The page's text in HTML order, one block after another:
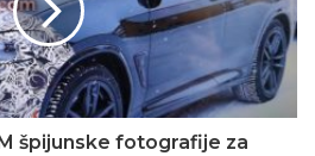
špijunske fotografije za